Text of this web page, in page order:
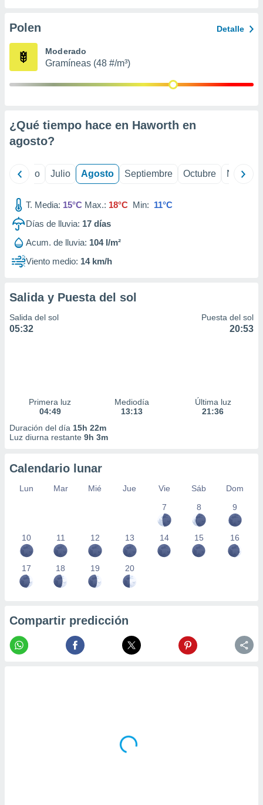
e
mediante
de
1199
Polen Detalle
Moderado
Gramíneas (48 #/m³)
¿Qué tiempo hace en Haworth en
agosto?
Junio Julio Agosto Septiembre Octubre
T. Media: 15°C Max.: 18°C Min: 11°C
Días de lluvia: 17 días
Acum. de lluvia: 104 l/m²
Viento medio: 14 km/h
Salida y Puesta del sol
Salida del sol
05:32
Puesta del sol
20:53
Primera luz
04:49
Mediodía
13:13
Última luz
21:36
Duración del día 15h 22m
Luz diurna restante 9h 3m
Calendario lunar
Lun Mar Mié Jue Vie Sáb
Dom
7
8 9
10 11 12 13 14 15 16
17 18 19 20
Compartir predicción